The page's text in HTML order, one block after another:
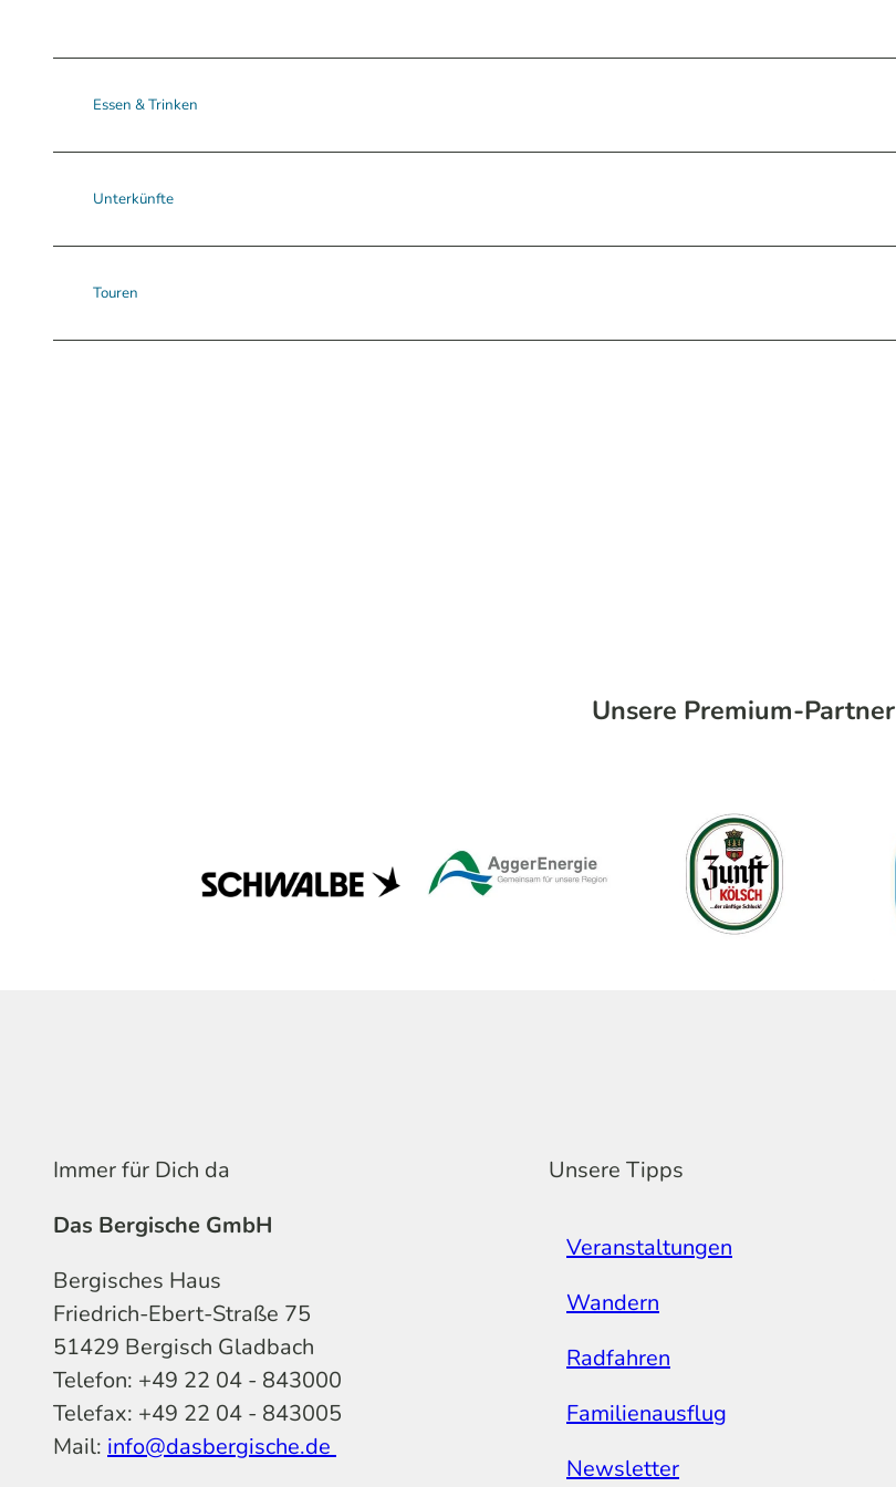
Essen & Trinken
Unterkünfte
Touren
Unsere Premium-Partner
Immer für Dich da
Das Bergische GmbH
Bergisches Haus
Friedrich-Ebert-Straße 75
51429 Bergisch Gladbach
Telefon: +49 22 04 - 843000
Telefax: +49 22 04 - 843005
Mail: info@dasbergische.de
Unsere Tipps
Veranstaltungen
Wandern
Radfahren
Familienausflug
Newsletter